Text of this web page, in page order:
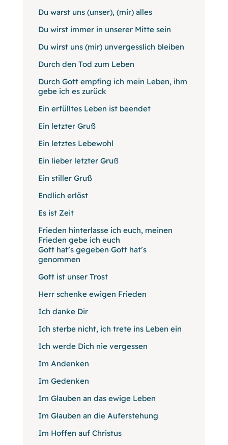
Du warst uns (unser), (mir) alles
Du wirst immer in unserer Mitte sein
Du wirst uns (mir) unvergesslich bleiben
Durch den Tod zum Leben
Durch Gott empfing ich mein Leben, ihm
gebe ich es zurück
Ein erfülltes Leben ist beendet
Ein letzter Gruß
Ein letztes Lebewohl
Ein lieber letzter Gruß
Ein stiller Gruß
Endlich erlöst
Es ist Zeit
Frieden hinterlasse ich euch, meinen
Frieden gebe ich euch
Gott hat’s gegeben Gott hat’s
genommen
Gott ist unser Trost
Herr schenke ewigen Frieden
Ich danke Dir
Ich sterbe nicht, ich trete ins Leben ein
Ich werde Dich nie vergessen
Im Andenken
Im Gedenken
Im Glauben an das ewige Leben
Im Glauben an die Auferstehung
Im Hoffen auf Christus